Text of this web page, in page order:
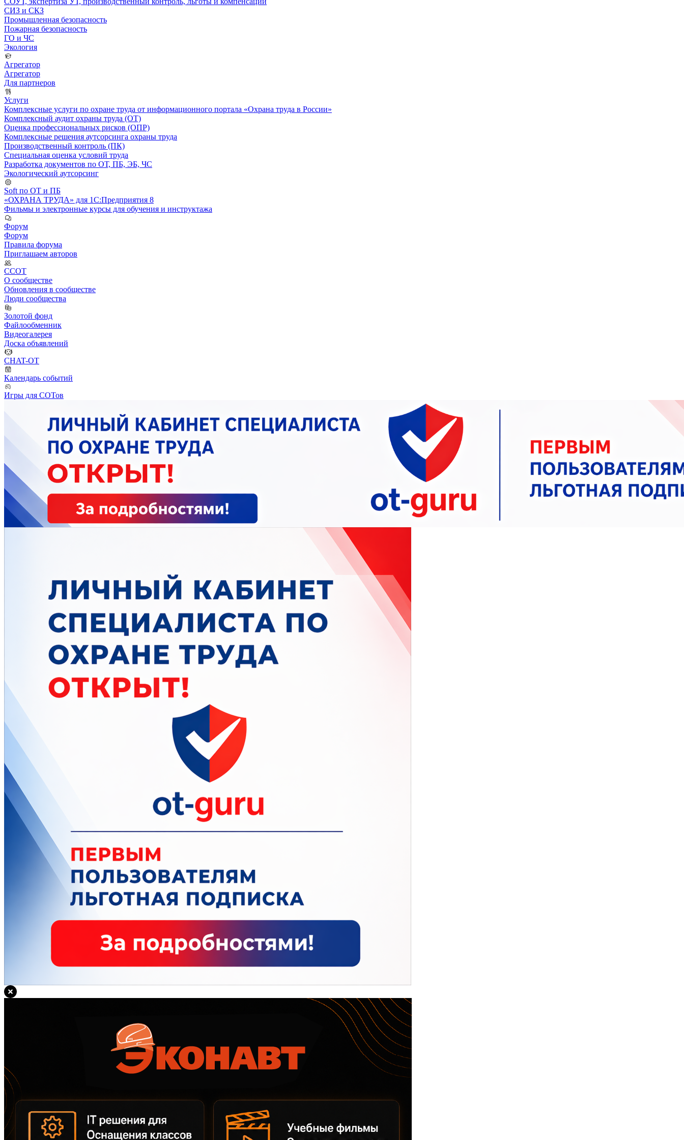
СИЗ и СКЗ
Промышленная безопасность
Пожарная безопасность
ГО и ЧС
Экология
Агрегатор
Агрегатор
Для партнеров
Услуги
Комплексные услуги по охране труда от информационного портала «Охрана труда в России»
Комплексный аудит охраны труда (ОТ)
Оценка профессиональных рисков (ОПР)
Комплексные решения аутсорсинга охраны труда
Производственный контроль (ПК)
Специальная оценка условий труда
Разработка документов по ОТ, ПБ, ЭБ, ЧС
Экологический аутсорсинг
Soft по ОТ и ПБ
«ОХРАНА ТРУДА» для 1С:Предприятия 8
Фильмы и электронные курсы для обучения и инструктажа
Форум
Форум
Правила форума
Приглашаем авторов
ССОТ
О сообществе
Обновления в сообществе
Люди сообщества
Золотой фонд
Файлообменник
Видеогалерея
Доска объявлений
CHAT-OT
Календарь событий
Игры для СОТов